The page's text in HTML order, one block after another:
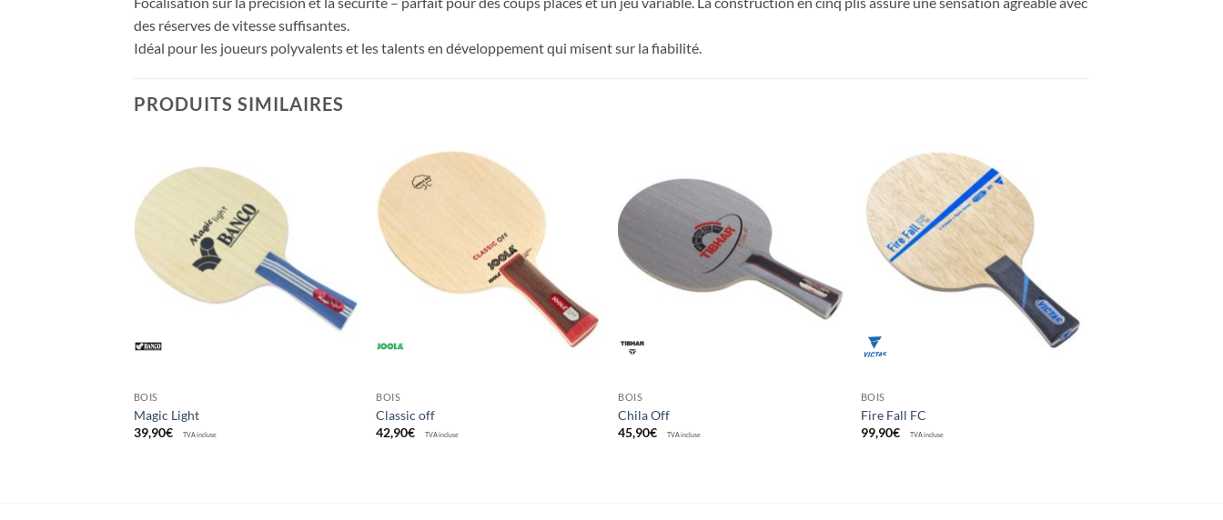
des réserves de vitesse suffisantes.
Idéal pour les joueurs polyvalents et les talents en développement qui misent sur la fiabilité.
PRODUITS SIMILAIRES
BOIS
Magic Light
39,90€ TVA incluse
BOIS
Classic off
42,90€ TVA incluse
BOIS
Chila Off
45,90€ TVA incluse
souhaits
BOIS
Fire Fall FC
99,90€ TVA incluse